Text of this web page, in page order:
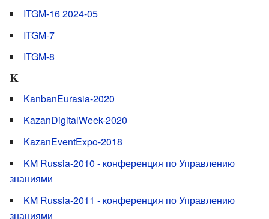
ITGM-16 2024-05
ITGM-7
ITGM-8
K
KanbanEurasia-2020
KazanDigitalWeek-2020
KazanEventExpo-2018
KM Russia-2010 - конференция по Управлению
знаниями
KM Russia-2011 - конференция по Управлению
знаниями